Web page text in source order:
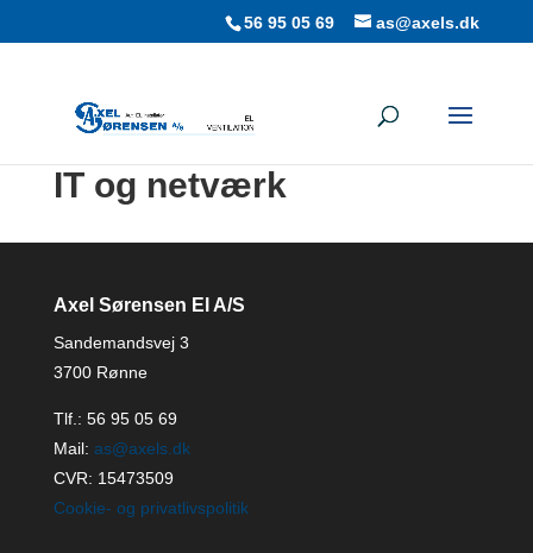
56 95 05 69 as@axels.dk
IT og netværk
Axel Sørensen El A/S
Sandemandsvej 3
3700 Rønne
Tlf.: 56 95 05 69
Mail: as@axels.dk
CVR: 15473509
Cookie- og privatlivspolitik